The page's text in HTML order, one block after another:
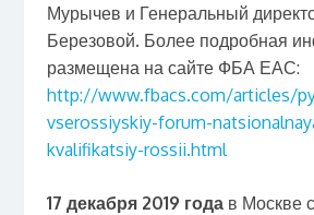
Мурычев и Генеральный
Березовой. Более подробная
размещена на сайте ФБА ЕАС:
http://www.fbacs.com/articles/
vserossiyskiy-forum-
kvalifikatsiy-rossii.html
17 декабря 2019 годав Москве